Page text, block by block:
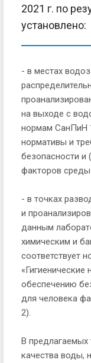
2021 г. по
установлено:
- в местах
на выходе с
нормам СанПиН
нормативы и
безопасности и
факторов среды
- в точках
и
данным
химическим и
соответствует
обеспечению
для человека
2).
В предлагаемых
качества воды,